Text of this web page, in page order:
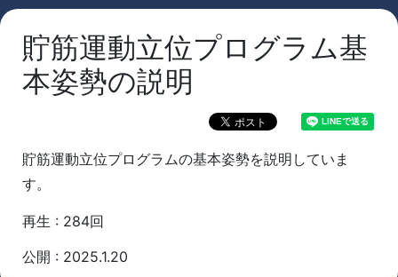
貯筋運動立位プログラム基
本姿勢の説明
貯筋運動立位プログラムの基本姿勢を説明していま
す。
再生 : 284回
公開 : 2025.1.20